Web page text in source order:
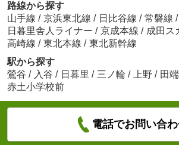
路線から探す
山手線 / 京浜東北線 / 日比谷線 / 常磐線 /
日暮里舎人ライナー / 京成本線 / 成田ス
高崎線 / 東北本線 / 東北新幹線
駅から探す
鶯谷 / 入谷 / 日暮里 / 三ノ輪 / 上野 / 田端
赤土小学校前
電話でお問い合